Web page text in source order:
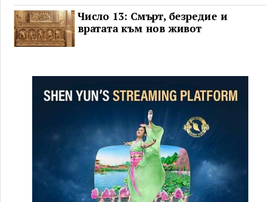
Число 13: Смърт, безредие и
вратата към нов живот